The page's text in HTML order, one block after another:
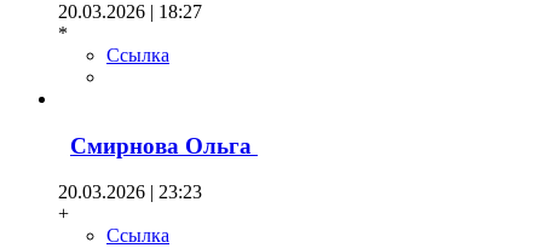
20.03.2026 | 18:27
*
Ссылка
Смирнова Ольга
20.03.2026 | 23:23
+
Ссылка